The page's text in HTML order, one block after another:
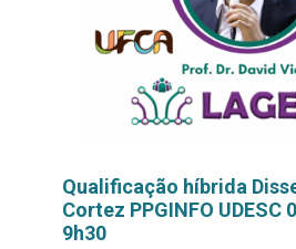
Qualificação híbrida
Cortez PPGINFO UDESC
9h30